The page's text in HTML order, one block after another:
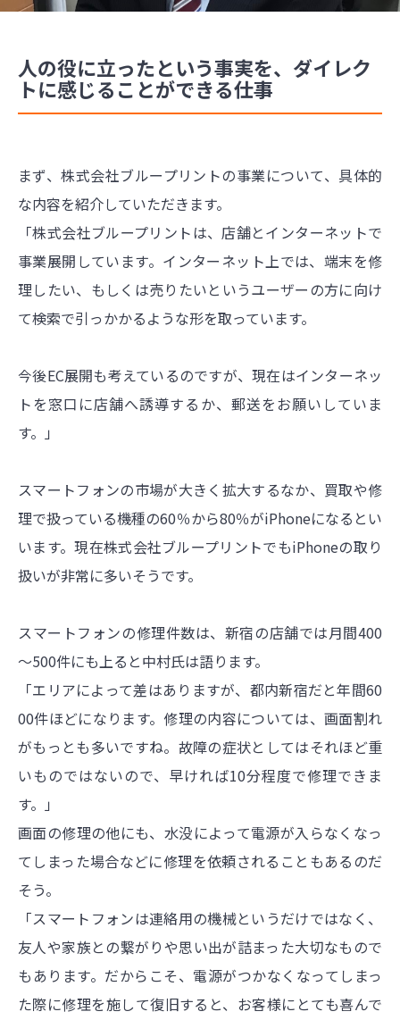
人の役に立ったという事実を、ダイレク
トに感じることができる仕事
まず、株式会社ブループリントの事業について、具体的
な内容を紹介していただきます。
「株式会社ブループリントは、店舗とインターネットで
事業展開しています。インターネット上では、端末を修
理したい、もしくは売りたいというユーザーの方に向け
て検索で引っかかるような形を取っています。
今後EC展開も考えているのですが、現在はインターネッ
トを窓口に店舗へ誘導するか、郵送をお願いしていま
す。」
スマートフォンの市場が大きく拡大するなか、買取や修
理で扱っている機種の60％から80％がiPhoneになるとい
います。現在株式会社ブループリントでもiPhoneの取り
扱いが非常に多いそうです。
スマートフォンの修理件数は、新宿の店舗では月間400
～500件にも上ると中村氏は語ります。
「エリアによって差はありますが、都内新宿だと年間60
00件ほどになります。修理の内容については、画面割れ
がもっとも多いですね。故障の症状としてはそれほど重
いものではないので、早ければ10分程度で修理できま
す。」
画面の修理の他にも、水没によって電源が入らなくなっ
てしまった場合などに修理を依頼されることもあるのだ
そう。
「スマートフォンは連絡用の機械というだけではなく、
友人や家族との繋がりや思い出が詰まった大切なもので
もあります。だからこそ、電源がつかなくなってしまっ
た際に修理を施して復旧すると、お客様にとても喜んで